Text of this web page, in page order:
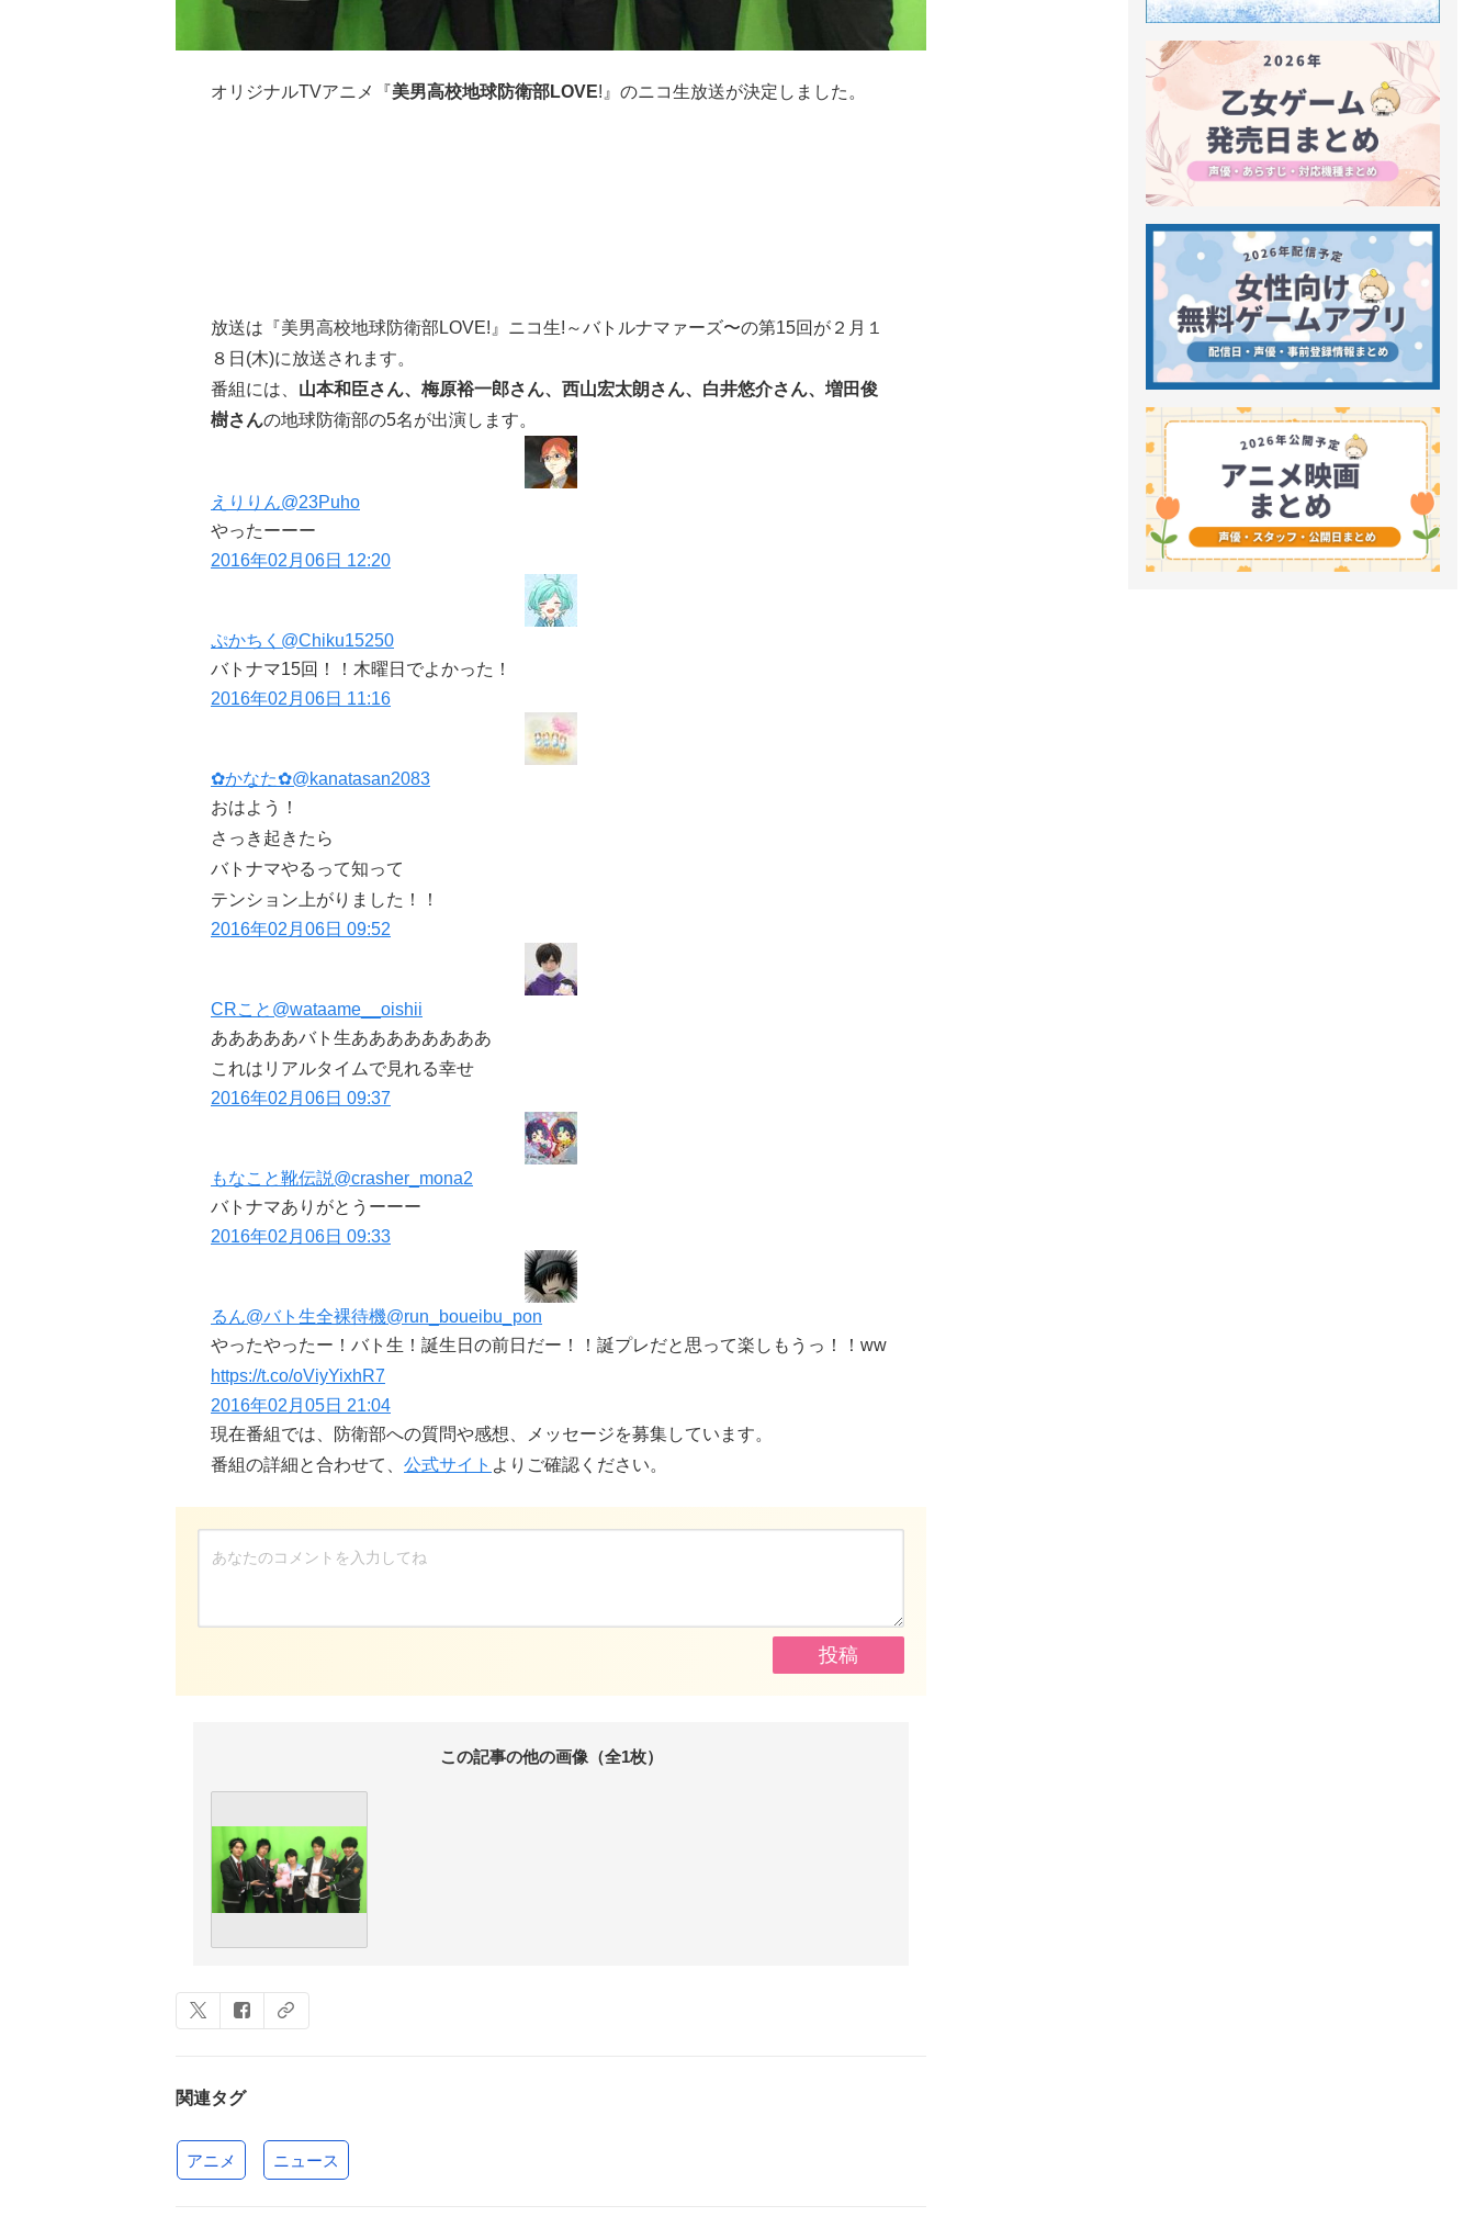
オリジナルTVアニメ『美男高校地球防衛部LOVE!』のニコ生放送が決定しました。
放送は『美男高校地球防衛部LOVE!』ニコ生!～バトルナマァーズ〜の第15回が ２月１
８日(木)に放送されます。
番組には、 山本和臣さん、梅原裕一郎さん、西山宏太朗さん、白井悠介さん、増田俊
樹さんの地球防衛部の5名が出演します。
えりりん@23Puho
やったーーー
2016年02月06日 12:20
ぷかちく @Chiku15250
バトナマ15回！！木曜日でよかった！
2016年02月06日 11:16
✿かなた✿@kanatasan2083
おはよう！
さっき起きたら
バトナマやるって知って
テンション上がりました！！
2016年02月06日 09:52
CRこと @wataame__oishii
あああああバト生ああああああああ
これはリアルタイムで見れる幸せ
2016年02月06日 09:37
もなこと靴伝説@crasher_mona2
バトナマありがとうーーー
2016年02月06日 09:33
るん@バト生全裸待機@run_boueibu_pon
やったやったー！バト生！誕生日の前日だー！！誕プレだと思って楽しもうっ！！ww
https://t.co/oViyYixhR7
2016年02月05日 21:04
現在番組では、防衛部への質問や感想、メッセージを募集しています。
番組の詳細と合わせて、 公式サイト よりご確認ください。
この記事の他の画像（全1枚）
関連タグ
アニメ ニュース